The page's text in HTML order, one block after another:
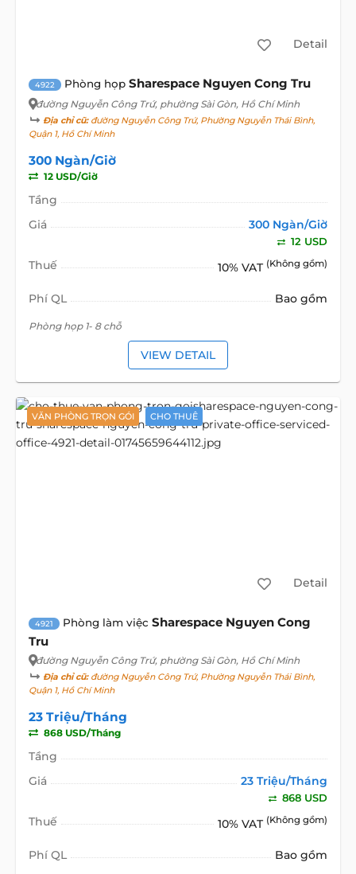
Detail
4922 Phòng họp Sharespace Nguyen Cong Tru
đường Nguyễn Công Trứ, phường Sài Gòn, Hồ Chí Minh
Địa chỉ cũ:đường Nguyễn Công Trứ, Phường Nguyễn Thái Bình,
Quận 1, Hồ Chí Minh
300 Ngàn/Giờ
12 USD/Giờ
Tầng
Giá
300 Ngàn/Giờ
12 USD
Thuế 10% VAT (Không gồm)
Phí QL Bao gồm
Phòng họp 1- 8 chỗ
VIEW DETAIL
VĂN PHÒNG TRỌN GÓI CHO THUÊ
Detail
4921 Phòng làm việc Sharespace Nguyen Cong
Tru
đường Nguyễn Công Trứ, phường Sài Gòn, Hồ Chí Minh
Địa chỉ cũ:đường Nguyễn Công Trứ, Phường Nguyễn Thái Bình,
Quận 1, Hồ Chí Minh
23 Triệu/Tháng
868 USD/Tháng
Tầng
Giá
23 Triệu/Tháng
868 USD
Thuế 10% VAT (Không gồm)
Phí QL Bao gồm